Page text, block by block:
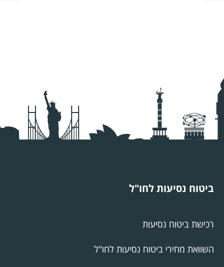
ביטוח נסיעות לחו"ל
רכישת ביטוח נסיעות
השוואת מחירי ביטוח נסיעות לחו"ל